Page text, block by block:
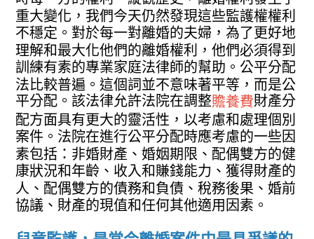
重大變化，我們今天仍然發現這些監護權權利
不穩定。對於每一對離婚的夫婦，為了更好地
理解和最大化他們的離婚權利，他們必須得到
訓練有素的專業家庭法律師的幫助。公平分配
法比較普遍。這個詞並不意味著平等，而是公
平分配。該法律允許法院在調整贍養費財產分
配方面具有更大的靈活性，以考慮和處理個別
案件。法院在進行公平分配時應考慮的一些因
素包括：非婚財產、婚姻期限、配偶雙方的健
康狀況和年齡、收入和賺錢能力、獲得財產的
人、配偶雙方的債務和負債、稅務後果、婚前
協議、財產的現值和任何其他適用因素。